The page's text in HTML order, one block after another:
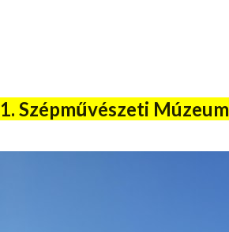
1. Szépművészeti Múzeum